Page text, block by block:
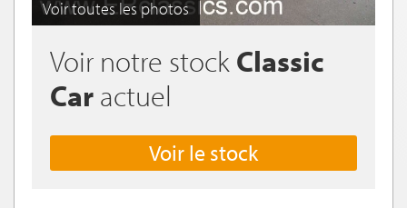
Voir toutes les photos
Voir notre stock Classic
Car actuel
Voir le stock